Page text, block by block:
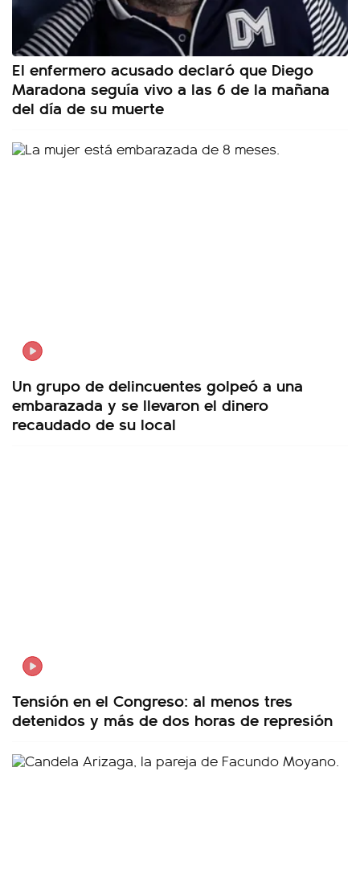
El enfermero acusado declaró que Diego
Maradona seguía vivo a las 6 de la mañana
del día de su muerte
Un grupo de delincuentes golpeó a una
embarazada y se llevaron el dinero
recaudado de su local
Tensión en el Congreso: al menos tres
detenidos y más de dos horas de represión